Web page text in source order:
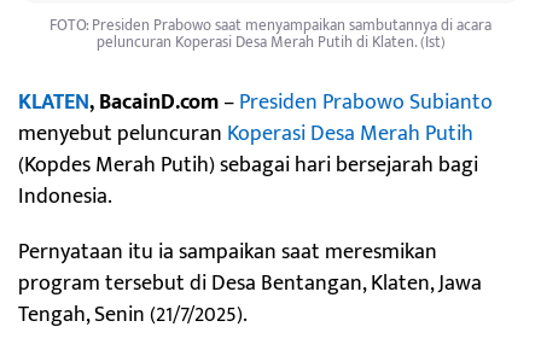
FOTO: Presiden Prabowo saat menyampaikan sambutannya di acara
peluncuran Koperasi Desa Merah Putih di Klaten. (Ist)
KLATEN, BacainD.com–Presiden Prabowo Subianto
menyebut peluncuran Koperasi Desa Merah Putih
(Kopdes Merah Putih) sebagai hari bersejarah bagi
Indonesia.
Pernyataan itu ia sampaikan saat meresmikan
program tersebut di Desa Bentangan, Klaten, Jawa
Tengah, Senin (21/7/2025).